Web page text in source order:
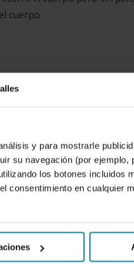
y para mostrarle
su navegación (por ejemplo,
los botones incluidos
consentimiento en cualquier
cuerpo.
imagen mental, deberemos
mucha disciplina pero
descritos en el punto
practicar media hora de